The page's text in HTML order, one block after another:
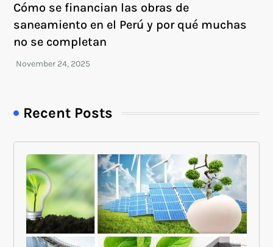
Cómo se financian las obras de
saneamiento en el Perú y por qué muchas
no se completan
Recent Posts